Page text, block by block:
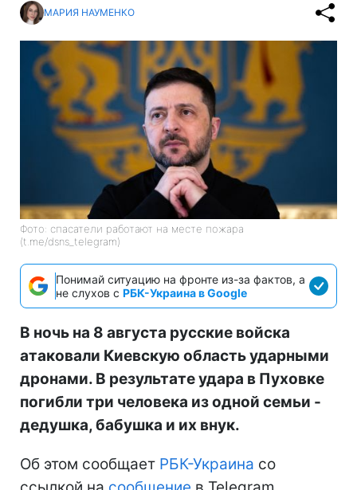
МАРИЯ НАУМЕНКО
Фото: спасатели работают на месте пожара
(t.me/dsns_telegram)
Понимай ситуацию на фронте из-за фактов, а
не слухов с РБК-Украина в Google
В ночь на 8 августа русские войска
атаковали Киевскую область ударными
дронами. В результате удара в Пуховке
погибли три человека из одной семьи -
дедушка, бабушка и их внук.
Об этом сообщает РБК-Украина со